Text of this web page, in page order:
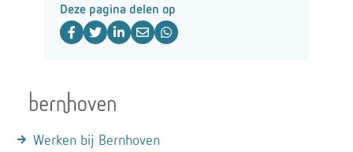
Deze pagina delen op
Werken bij Bernhoven